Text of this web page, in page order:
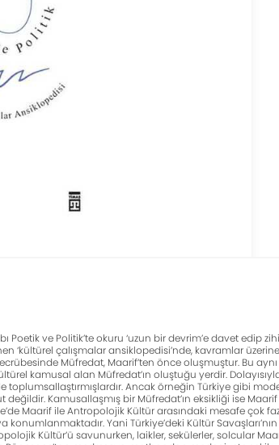
Poetik ve Politik’te okuru ‘uzun bir devrim’e davet
‘kültürel çalışmalar ansiklopedisi’nde, kavramlar
Müfredat, Maarif’ten önce oluşmuştur. Bu
kamusal alan Müfredat’ın oluştuğu yerdir.
toplumsallaştırmışlardır. Ancak örneğin Türkiye gibi
değildir. Kamusallaşmış bir Müfredat’ın eksikliği ise
Maarif ile Antropolojik Kültür arasındaki mesafe çok
Yani Türkiye’deki Kültür
Kültür’ü savunurken, laikler, sekülerler, solcular